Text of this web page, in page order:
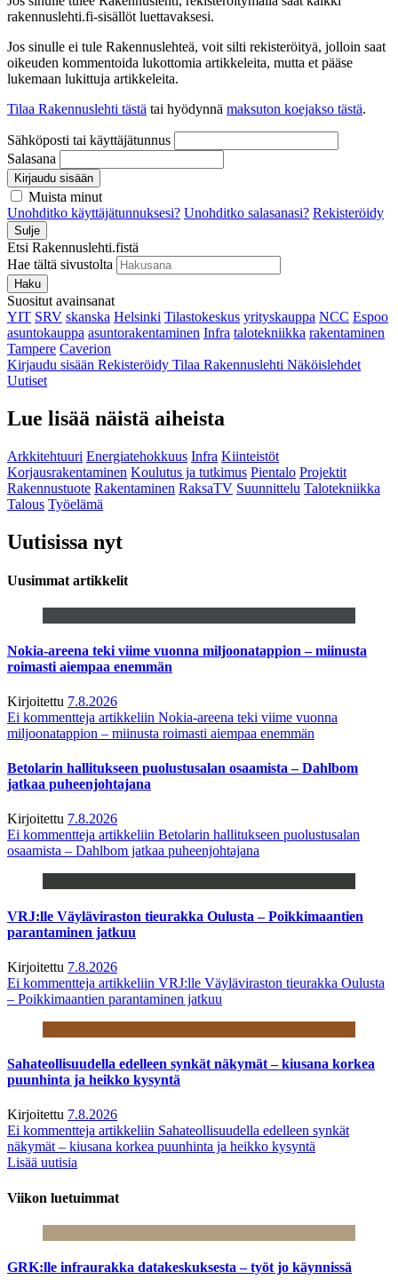
rakennuslehti.fi-sisällöt luettavaksesi.
Jos sinulle ei tule Rakennuslehteä, voit silti rekisteröityä, jolloin saat
oikeuden kommentoida lukottomia artikkeleita, mutta et pääse
lukemaan lukittuja artikkeleita.
Tilaa Rakennuslehti tästä tai hyödynnä maksuton koejakso tästä.
Sähköposti tai käyttäjätunnus
Salasana
Kirjaudu sisään
Muista minut
Unohditko käyttäjätunnuksesi? Unohditko salasanasi? Rekisteröidy
Sulje
Etsi Rakennuslehti.fistä
Hae tältä sivustolta
Haku
Suositut avainsanat
YIT SRV skanska Helsinki Tilastokeskus yrityskauppa NCC Espoo
asuntokauppa asuntorakentaminen Infra talotekniikka rakentaminen
Tampere Caverion
Kirjaudu sisään Rekisteröidy Tilaa Rakennuslehti Näköislehdet
Uutiset
Lue lisää näistä aiheista
Arkkitehtuuri Energiatehokkuus Infra Kiinteistöt
Korjausrakentaminen Koulutus ja tutkimus Pientalo Projektit
Rakennustuote Rakentaminen RaksaTV Suunnittelu Talotekniikka
Talous Työelämä
Uutisissa nyt
Uusimmat artikkelit
Nokia-areena teki viime vuonna miljoonatappion – miinusta
roimasti aiempaa enemmän
Kirjoitettu 7.8.2026
Ei kommentteja artikkeliin Nokia-areena teki viime vuonna
miljoonatappion – miinusta roimasti aiempaa enemmän
Betolarin hallitukseen puolustusalan osaamista – Dahlbom
jatkaa puheenjohtajana
Kirjoitettu 7.8.2026
Ei kommentteja artikkeliin Betolarin hallitukseen puolustusalan
osaamista – Dahlbom jatkaa puheenjohtajana
VRJ:lle Väyläviraston tieurakka Oulusta – Poikkimaantien
parantaminen jatkuu
Kirjoitettu 7.8.2026
Ei kommentteja artikkeliin VRJ:lle Väyläviraston tieurakka Oulusta
– Poikkimaantien parantaminen jatkuu
Sahateollisuudella edelleen synkät näkymät – kiusana korkea
puunhinta ja heikko kysyntä
Kirjoitettu 7.8.2026
Ei kommentteja artikkeliin Sahateollisuudella edelleen synkät
näkymät – kiusana korkea puunhinta ja heikko kysyntä
Lisää uutisia
Viikon luetuimmat
GRK:lle infraurakka datakeskuksesta – työt jo käynnissä